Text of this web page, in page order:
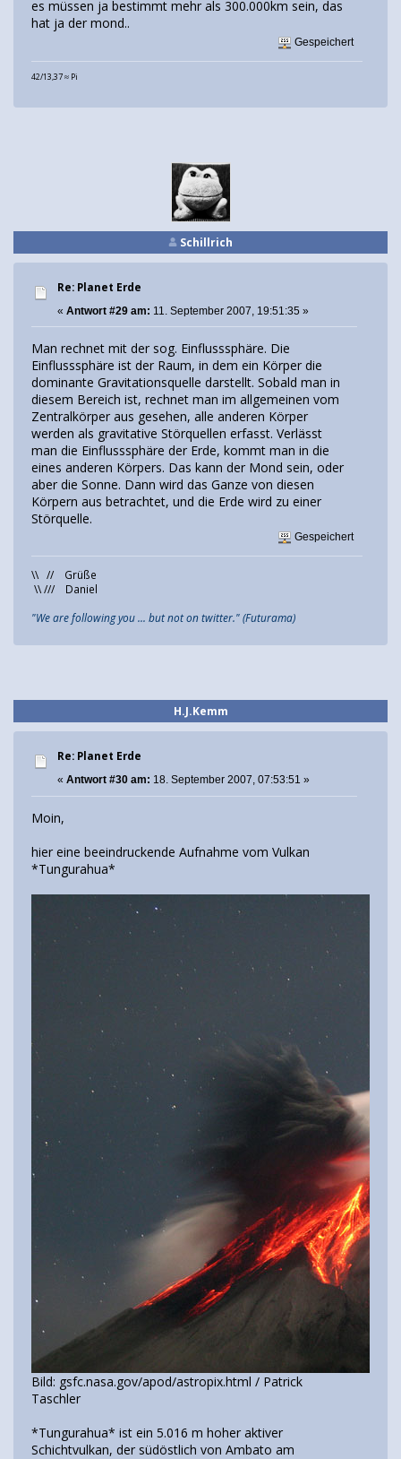
es müssen ja bestimmt mehr als 300.000km sein, das
hat ja der mond..
Gespeichert
42/13,37 ≈ Pi
Schillrich
Re: Planet Erde
« Antwort #29 am: 11. September 2007, 19:51:35 »
Man rechnet mit der sog. Einflusssphäre. Die
Einflusssphäre ist der Raum, in dem ein Körper die
dominante Gravitationsquelle darstellt. Sobald man in
diesem Bereich ist, rechnet man im allgemeinen vom
Zentralkörper aus gesehen, alle anderen Körper
werden als gravitative Störquellen erfasst. Verlässt
man die Einflusssphäre der Erde, kommt man in die
eines anderen Körpers. Das kann der Mond sein, oder
aber die Sonne. Dann wird das Ganze von diesen
Körpern aus betrachtet, und die Erde wird zu einer
Störquelle.
Gespeichert
\\ // Grüße
\\ /// Daniel
"We are following you ... but not on twitter." (Futurama)
H.J.Kemm
Re: Planet Erde
« Antwort #30 am: 18. September 2007, 07:53:51 »
Moin,
hier eine beeindruckende Aufnahme vom Vulkan
*Tungurahua*
Bild: gsfc.nasa.gov/apod/astropix.html / Patrick
Taschler
*Tungurahua* ist ein 5.016 m hoher aktiver
Schichtvulkan, der südöstlich von Ambato am